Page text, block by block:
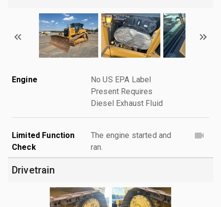
Engine
No US EPA Label
Present Requires
Diesel Exhaust Fluid
Limited Function
Check
The engine started and
ran.
Drivetrain